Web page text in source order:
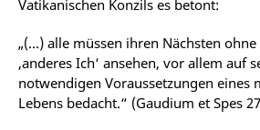
Vatikanischen Konzils es betont:
„(…) alle müssen ihren Nächsten
‚anderes Ich‘ ansehen, vor allem auf
notwendigen Voraussetzungen eines
Lebens bedacht.“ (Gaudium et Spes